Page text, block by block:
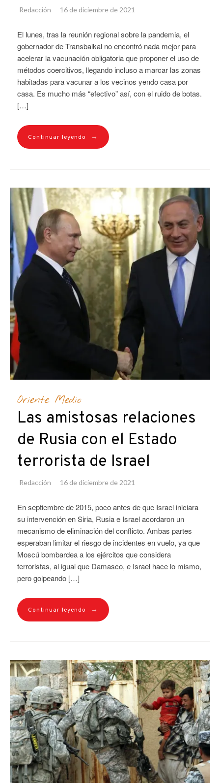
Redacción 16 de diciembre de 2021
El lunes, tras la reunión regional sobre la pandemia, el
gobernador de Transbaikal no encontró nada mejor para
acelerar la vacunación obligatoria que proponer el uso de
métodos coercitivos, llegando incluso a marcar las zonas
habitadas para vacunar a los vecinos yendo casa por
casa. Es mucho más “efectivo” así, con el ruido de botas.
[…]
Continuar leyendo →
Oriente Medio
Las amistosas relaciones
de Rusia con el Estado
terrorista de Israel
Redacción 16 de diciembre de 2021
En septiembre de 2015, poco antes de que Israel iniciara
su intervención en Siria, Rusia e Israel acordaron un
mecanismo de eliminación del conflicto. Ambas partes
esperaban limitar el riesgo de incidentes en vuelo, ya que
Moscú bombardea a los ejércitos que considera
terroristas, al igual que Damasco, e Israel hace lo mismo,
pero golpeando […]
Continuar leyendo →